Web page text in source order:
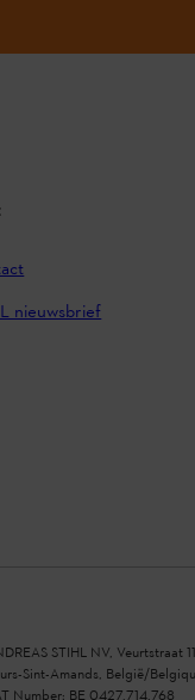
nieuwsbrief
STIHL NV, Veurtstraat
Sint-Amands, België/
Number: BE 0427.714.768